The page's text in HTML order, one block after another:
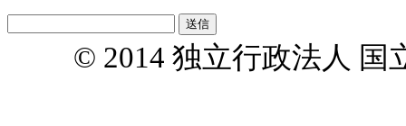
© 2014 独立行政法人 国